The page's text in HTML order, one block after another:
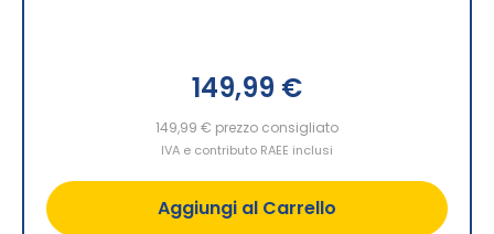
149,99 €
149,99 € prezzo consigliato
IVA e contributo RAEE inclusi
Aggiungi al Carrello